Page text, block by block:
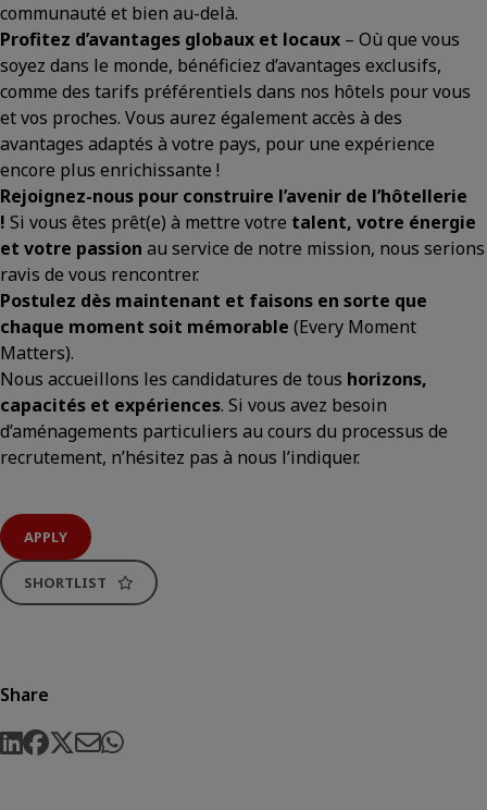
communauté et bien au-delà.
Profitez d’avantages globaux et locaux – Où que vous
soyez dans le monde, bénéficiez d’avantages exclusifs,
comme des tarifs préférentiels dans nos hôtels pour vous
et vos proches. Vous aurez également accès à des
avantages adaptés à votre pays, pour une expérience
encore plus enrichissante !
Rejoignez-nous pour construire l’avenir de l’hôtellerie
! Si vous êtes prêt(e) à mettre votre talent, votre énergie
et votre passion au service de notre mission, nous serions
ravis de vous rencontrer.
Postulez dès maintenant et faisons en sorte que
chaque moment soit mémorable (Every Moment
Matters).
Nous accueillons les candidatures de tous horizons,
capacités et expériences. Si vous avez besoin
d’aménagements particuliers au cours du processus de
recrutement, n’hésitez pas à nous l’indiquer.
APPLY
SHORTLIST
Share